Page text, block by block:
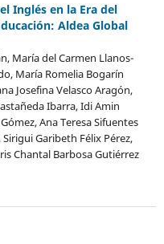
Inglés en la Era del
Aldea Global
María del Carmen Llanos-
María Romelia Bogarín
Josefina Velasco Aragón,
Ibarra, Idi Amin
Ana Teresa Sifuentes
Garibeth Félix Pérez,
Chantal Barbosa Gutiérrez